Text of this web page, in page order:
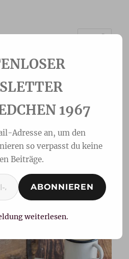
wie vom
1967
Adresse an, um den
so verpasst du keine
Beiträge.
ABONNIEREN
weiterlesen.